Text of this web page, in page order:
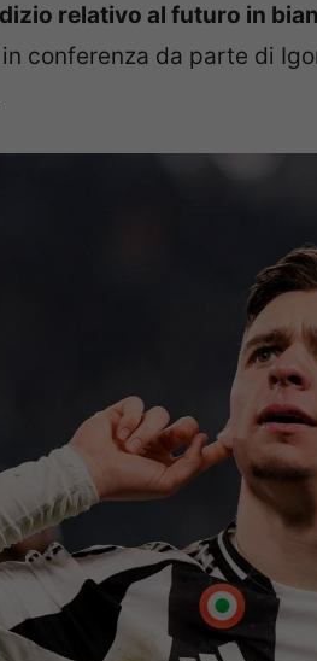
relativo al futuro in
in conferenza da parte di